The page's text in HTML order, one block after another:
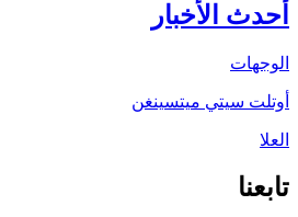
أحدث الأخبار
الوجهات
أوتلت سيتي ميتسينغن
العلا
تابعنا